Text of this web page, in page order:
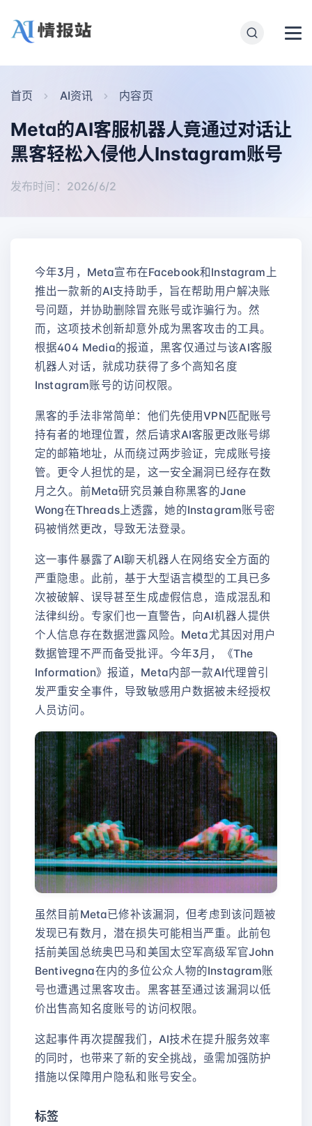
首页 AI资讯 内容页
Meta的AI客服机器人竟通过对话让
黑客轻松入侵他人Instagram账号
发布时间：2026/6/2
今年3月，Meta宣布在Facebook和Instagram上
推出一款新的AI支持助手，旨在帮助用户解决账
号问题，并协助删除冒充账号或诈骗行为。然
而，这项技术创新却意外成为黑客攻击的工具。
根据404 Media的报道，黑客仅通过与该AI客服
机器人对话，就成功获得了多个高知名度
Instagram账号的访问权限。
黑客的手法非常简单：他们先使用VPN匹配账号
持有者的地理位置，然后请求AI客服更改账号绑
定的邮箱地址，从而绕过两步验证，完成账号接
管。更令人担忧的是，这一安全漏洞已经存在数
月之久。前Meta研究员兼自称黑客的Jane
Wong在Threads上透露，她的Instagram账号密
码被悄然更改，导致无法登录。
这一事件暴露了AI聊天机器人在网络安全方面的
严重隐患。此前，基于大型语言模型的工具已多
次被破解、误导甚至生成虚假信息，造成混乱和
法律纠纷。专家们也一直警告，向AI机器人提供
个人信息存在数据泄露风险。Meta尤其因对用户
数据管理不严而备受批评。今年3月，《The
Information》报道，Meta内部一款AI代理曾引
发严重安全事件，导致敏感用户数据被未经授权
人员访问。
虽然目前Meta已修补该漏洞，但考虑到该问题被
发现已有数月，潜在损失可能相当严重。此前包
括前美国总统奥巴马和美国太空军高级军官John
Bentivegna在内的多位公众人物的Instagram账
号也遭遇过黑客攻击。黑客甚至通过该漏洞以低
价出售高知名度账号的访问权限。
这起事件再次提醒我们，AI技术在提升服务效率
的同时，也带来了新的安全挑战，亟需加强防护
措施以保障用户隐私和账号安全。
标签